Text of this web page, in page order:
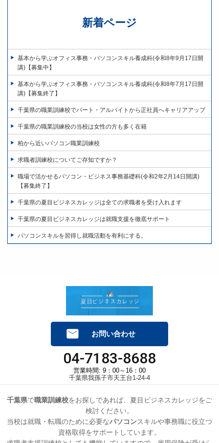
新着ページ
基本から学ぶオフィス事務・パソコンスキル養成科(令和8年9月17日開
講)【募集中】
基本から学ぶオフィス事務・パソコンスキル養成科(令和8年7月17日開
講)【募集終了】
千葉県の職業訓練校でパート・アルバイトから正社員へキャリアアップ
千葉県の職業訓練校の当校は女性の方も多く在籍
柏から近いパソコン職業訓練校
求職者訓練校についてご存知ですか？
職場で活かせるパソコン・ビジネス事務基礎科(令和2年2月14日開講)
【募集終了】
千葉県の夏目ビジネスカレッジは全ての求職者を受け入れます
千葉県の夏目ビジネスカレッジは就職支援を徹底サポート
パソコンスキルを習得し就職活動を有利にする。
お問い合わせ
04-7183-8688
営業時間: 9：00～16：00
千葉県我孫子市天王台1-24-4
千葉県で職業訓練校をお探しであれば、夏目ビジネスカレッジをご
検討ください。
当校は就職・転職のために必要なパソコンスキルや事務職に役立つ
資格取得をサポートしています。